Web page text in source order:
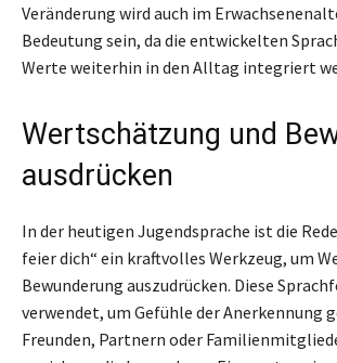
Veränderung wird auch im
Bedeutung sein, da die entwickelten
Werte weiterhin in den Alltag integriert
Wertschätzung und
ausdrücken
In der heutigen Jugendsprache ist die
feier dich“ ein kraftvolles Werkzeug, um
Bewunderung auszudrücken. Diese
verwendet, um Gefühle der Anerkennung
Freunden, Partnern oder